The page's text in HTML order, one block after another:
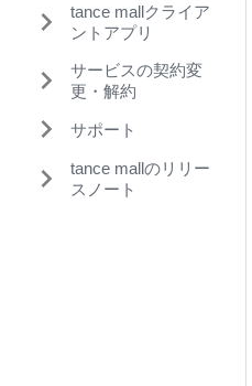
tance mallクライア
ントアプリ
サービスの契約変
更・解約
サポート
tance mallのリリー
スノート